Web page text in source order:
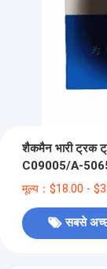
शैकमैन भारी ट्रक
C09005/A-
मूल्य：$18.00 -
सबसे